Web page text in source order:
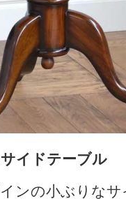
イドテーブル
ンの小ぶりな